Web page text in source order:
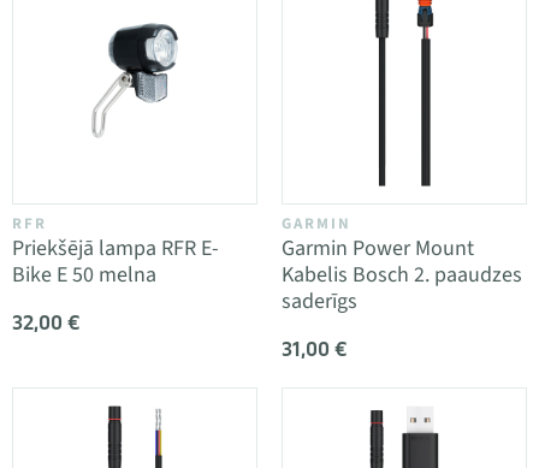
RFR
Priekšējā lampa RFR E-
Bike E 50 melna
32,00 €
GARMIN
Garmin Power Mount
Kabelis Bosch 2. paaudzes
saderīgs
31,00 €